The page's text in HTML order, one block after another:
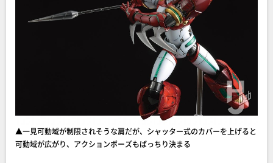
▲一見可動域が制限されそうな肩だが、シャッター式のカバーを上げると
可動域が広がり、アクションポーズもばっちり決まる